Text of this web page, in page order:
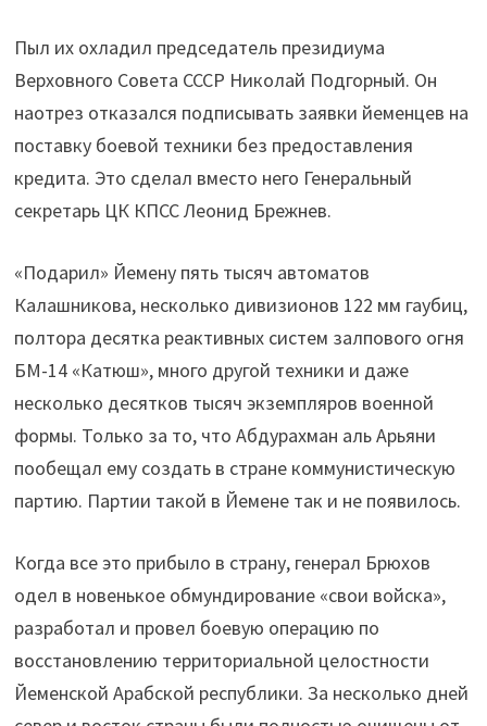
Пыл их охладил председатель президиума
Верховного Совета СССР Николай Подгорный. Он
наотрез отказался подписывать заявки йеменцев на
поставку боевой техники без предоставления
кредита. Это сделал вместо него Генеральный
секретарь ЦК КПСС Леонид Брежнев.
«Подарил» Йемену пять тысяч автоматов
Калашникова, несколько дивизионов 122 мм гаубиц,
полтора десятка реактивных систем залпового огня
БМ-14 «Катюш», много другой техники и даже
несколько десятков тысяч экземпляров военной
формы. Только за то, что Абдурахман аль Арьяни
пообещал ему создать в стране коммунистическую
партию. Партии такой в Йемене так и не появилось.
Когда все это прибыло в страну, генерал Брюхов
одел в новенькое обмундирование «свои войска»,
разработал и провел боевую операцию по
восстановлению территориальной целостности
Йеменской Арабской республики. За несколько дней